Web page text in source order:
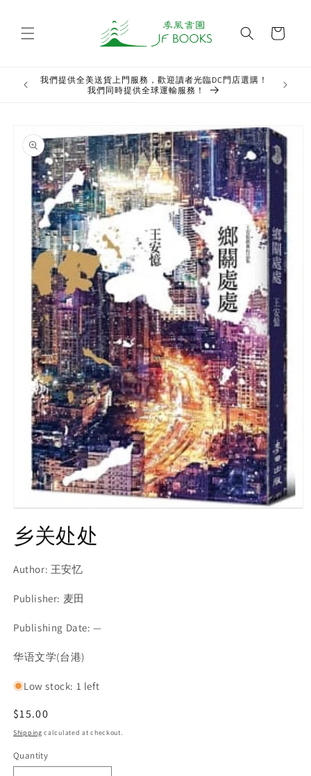
Cart
我們提供全美送貨上門服務，歡迎讀者光臨DC門店選購！
我們同時提供全球運輸服務！
product
information
1
in乡关处处
Author: 王安忆
Publisher: 麦田
Publishing Date: —
SKU:
华语文学(台港)
Low stock: 1 left
Regular
price
$15.00
Shipping calculated at checkout.
Quantity